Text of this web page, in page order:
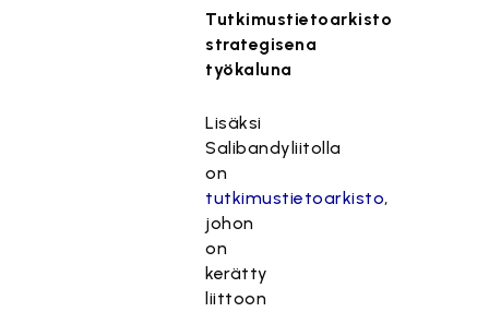
Tutkimustietoarkisto
strategisena
työkaluna
Lisäksi
Salibandyliitolla
on
tutkimustietoarkisto,
johon
on
kerätty
liittoon